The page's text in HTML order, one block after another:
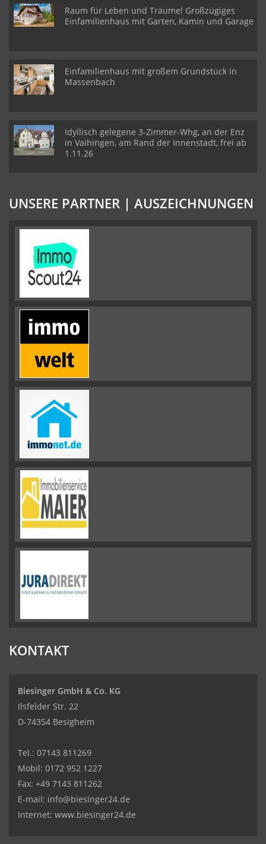
Raum für Leben und Träume! Großzügiges
Einfamilienhaus mit Garten, Kamin und Garage
Einfamilienhaus mit großem Grundstück in
Massenbach
Idyllisch gelegene 3-Zimmer-Whg, an der Enz
in Vaihingen, am Rand der Innenstadt, frei ab
1.11.26
UNSERE PARTNER | AUSZEICHNUNGEN
KONTAKT
Biesinger GmbH & Co. KG
Ilsfelder Str. 22
D-74354 Besigheim
Tel.: 07143 811269
Mobil: 0172 952 1227
Fax: +49 7143 811262
E-mail: info@biesinger24.de
Internet: www.biesinger24.de